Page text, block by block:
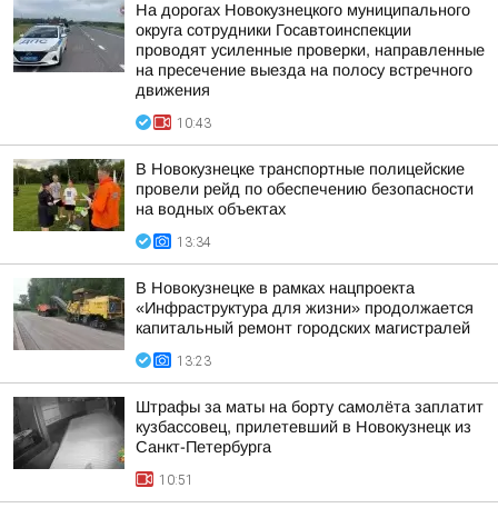
На дорогах Новокузнецкого муниципального
округа сотрудники Госавтоинспекции
проводят усиленные проверки, направленные
на пресечение выезда на полосу встречного
движения
10:43
В Новокузнецке транспортные полицейские
провели рейд по обеспечению безопасности
на водных объектах
13:34
В Новокузнецке в рамках нацпроекта
«Инфраструктура для жизни» продолжается
капитальный ремонт городских магистралей
13:23
Штрафы за маты на борту самолёта заплатит
кузбассовец, прилетевший в Новокузнецк из
Санкт-Петербурга
10:51